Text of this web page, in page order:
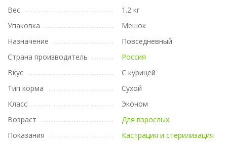
Вес
1.2 кг
Упаковка
Мешок
Назначение
Повседневный
Страна производитель
Россия
Вкус
С курицей
Тип корма
Сухой
Класс
Эконом
Возраст
Для взрослых
Показания
Кастрация и стерилизация